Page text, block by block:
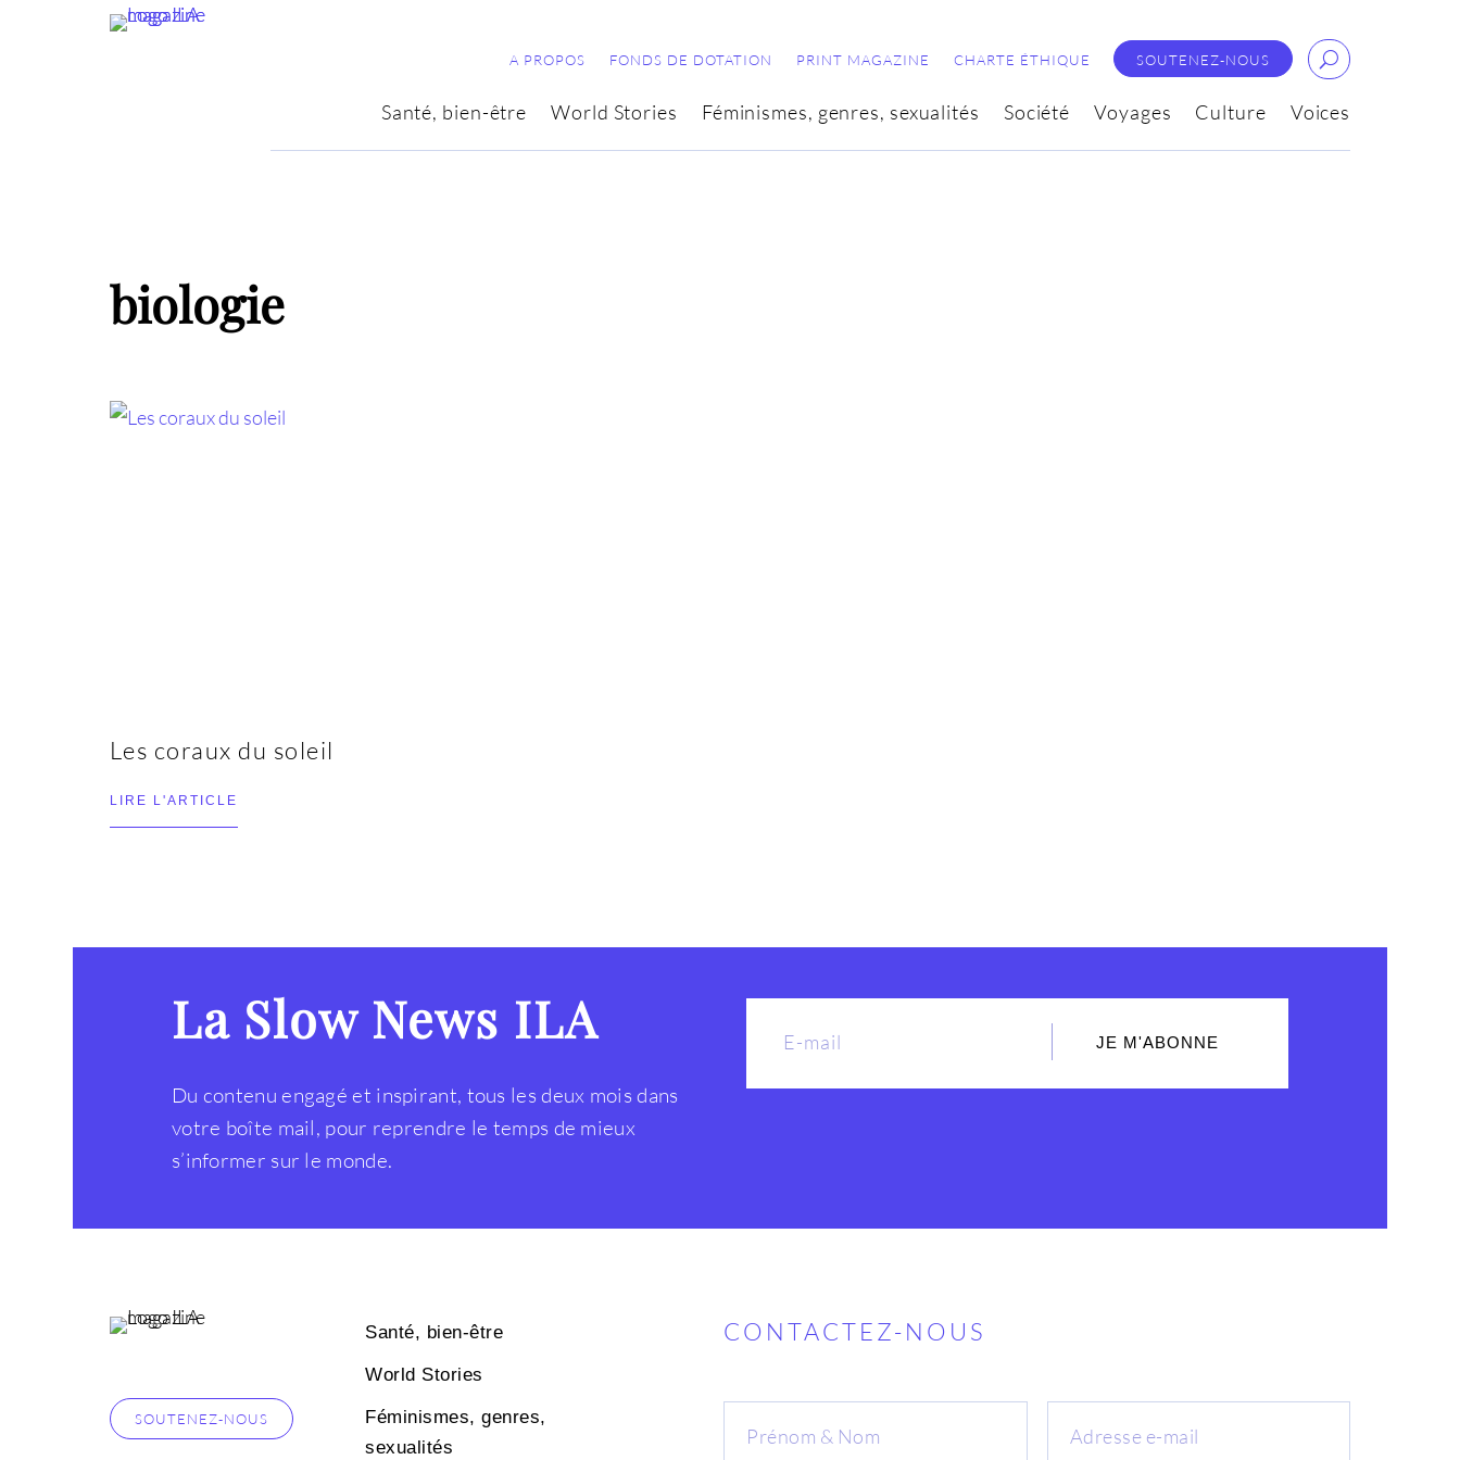
A PROPOS FONDS DE DOTATION PRINT MAGAZINE CHARTE ÉTHIQUE SOUTENEZ-NOUS
Santé, bien-être World Stories Féminismes, genres, sexualités Société Voyages Culture Voices
biologie
Les coraux du soleil
LIRE L'ARTICLE
La Slow News ILA
Du contenu engagé et inspirant, tous les deux mois dans
votre boîte mail, pour reprendre le temps de mieux
s’informer sur le monde.
JE M'ABONNE
SOUTENEZ-NOUS
Santé, bien-être
World Stories
Féminismes, genres,
sexualités
CONTACTEZ-NOUS